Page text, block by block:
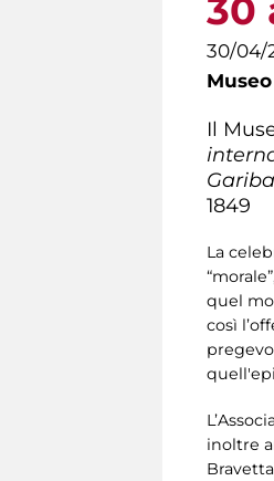
30
30/04/
Il
1849
La
quel
così
inoltre